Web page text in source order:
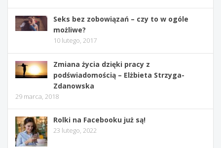
Seks bez zobowiązań – czy to w ogóle
możliwe?
10 lutego, 2017
Zmiana życia dzięki pracy z
podświadomością – Elżbieta Strzyga-
Zdanowska
29 marca, 2018
Rolki na Facebooku już są!
23 lutego, 2022